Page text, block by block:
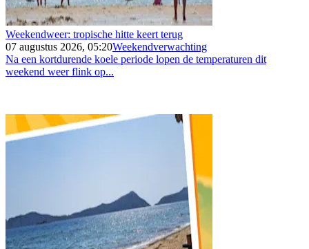
Weekendweer: tropische hitte keert terug
07 augustus 2026, 05:20Weekendverwachting
Na een kortdurende koele periode lopen de temperaturen dit
weekend weer flink op...